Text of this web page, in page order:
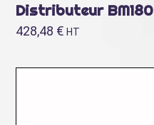
Distributeur BM180
428,48 € HT